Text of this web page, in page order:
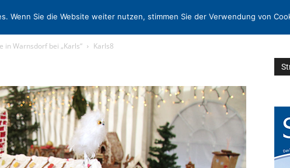
KONTAKT
in Warnsdorf bei „Karls“ Karls8
Wenn Sie die Website weiter nutzen, stimmen Sie der Verwendung von